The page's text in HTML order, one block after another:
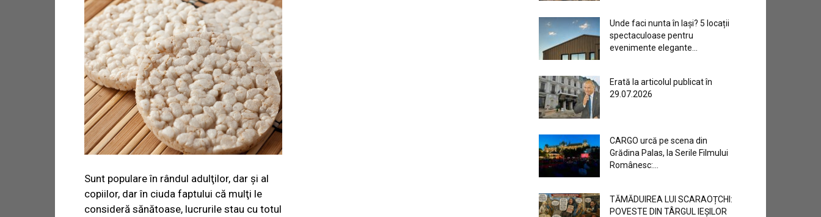
Sunt populare în rândul adulţilor, dar şi al
copiilor, dar în ciuda faptului că mulţi le
consideră sănătoase, lucrurile stau cu totul
Unde faci nunta în Iași? 5 locații
spectaculoase pentru
evenimente elegante...
Erată la articolul publicat în
29.07.2026
CARGO urcă pe scena din
Grădina Palas, la Serile Filmului
Românesc:...
TĂMĂDUIREA LUI SCARAOȚCHI:
POVESTE DIN TÂRGUL IEȘILOR